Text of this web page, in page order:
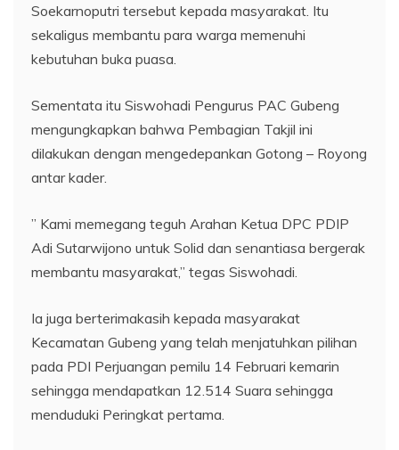
Soekarnoputri tersebut kepada masyarakat. Itu
sekaligus membantu para warga memenuhi
kebutuhan buka puasa.
Sementata itu Siswohadi Pengurus PAC Gubeng
mengungkapkan bahwa Pembagian Takjil ini
dilakukan dengan mengedepankan Gotong – Royong
antar kader.
” Kami memegang teguh Arahan Ketua DPC PDIP
Adi Sutarwijono untuk Solid dan senantiasa bergerak
membantu masyarakat,” tegas Siswohadi.
Ia juga berterimakasih kepada masyarakat
Kecamatan Gubeng yang telah menjatuhkan pilihan
pada PDI Perjuangan pemilu 14 Februari kemarin
sehingga mendapatkan 12.514 Suara sehingga
menduduki Peringkat pertama.